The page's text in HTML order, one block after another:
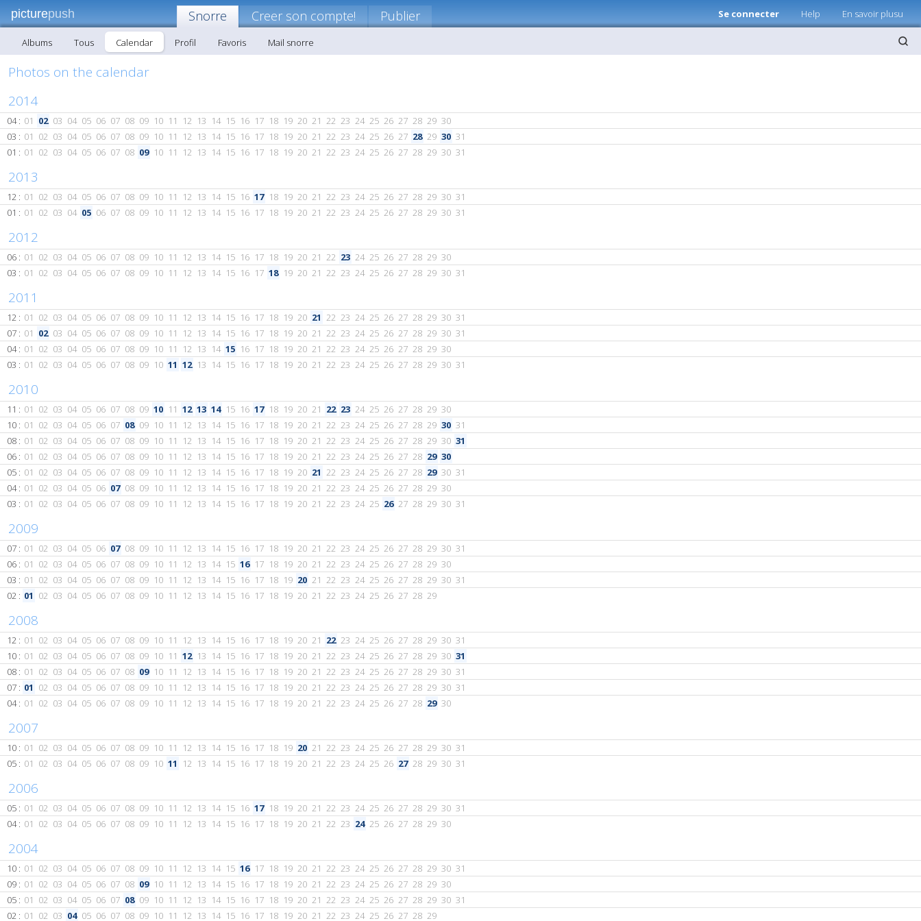
picturepush Se connecter Help En savoir plusu
Snorre Creer son compte! Publier
Albums Tous Calendar Profil Favoris Mail snorre
Photos on the calendar
2014
04 : 01 02 03 04 05 06 07 08 09 10 11 12 13 14 15 16 17 18 19 20 21 22 23 24 25 26 27 28 29 30
03 : 01 02 03 04 05 06 07 08 09 10 11 12 13 14 15 16 17 18 19 20 21 22 23 24 25 26 27 28 29 30 31
01 : 01 02 03 04 05 06 07 08 09 10 11 12 13 14 15 16 17 18 19 20 21 22 23 24 25 26 27 28 29 30 31
2013
12 : 01 02 03 04 05 06 07 08 09 10 11 12 13 14 15 16 17 18 19 20 21 22 23 24 25 26 27 28 29 30 31
01 : 01 02 03 04 05 06 07 08 09 10 11 12 13 14 15 16 17 18 19 20 21 22 23 24 25 26 27 28 29 30 31
2012
06 : 01 02 03 04 05 06 07 08 09 10 11 12 13 14 15 16 17 18 19 20 21 22 23 24 25 26 27 28 29 30
03 : 01 02 03 04 05 06 07 08 09 10 11 12 13 14 15 16 17 18 19 20 21 22 23 24 25 26 27 28 29 30 31
2011
12 : 01 02 03 04 05 06 07 08 09 10 11 12 13 14 15 16 17 18 19 20 21 22 23 24 25 26 27 28 29 30 31
07 : 01 02 03 04 05 06 07 08 09 10 11 12 13 14 15 16 17 18 19 20 21 22 23 24 25 26 27 28 29 30 31
04 : 01 02 03 04 05 06 07 08 09 10 11 12 13 14 15 16 17 18 19 20 21 22 23 24 25 26 27 28 29 30
03 : 01 02 03 04 05 06 07 08 09 10 11 12 13 14 15 16 17 18 19 20 21 22 23 24 25 26 27 28 29 30 31
2010
11 : 01 02 03 04 05 06 07 08 09 10 11 12 13 14 15 16 17 18 19 20 21 22 23 24 25 26 27 28 29 30
10 : 01 02 03 04 05 06 07 08 09 10 11 12 13 14 15 16 17 18 19 20 21 22 23 24 25 26 27 28 29 30 31
08 : 01 02 03 04 05 06 07 08 09 10 11 12 13 14 15 16 17 18 19 20 21 22 23 24 25 26 27 28 29 30 31
06 : 01 02 03 04 05 06 07 08 09 10 11 12 13 14 15 16 17 18 19 20 21 22 23 24 25 26 27 28 29 30
05 : 01 02 03 04 05 06 07 08 09 10 11 12 13 14 15 16 17 18 19 20 21 22 23 24 25 26 27 28 29 30 31
04 : 01 02 03 04 05 06 07 08 09 10 11 12 13 14 15 16 17 18 19 20 21 22 23 24 25 26 27 28 29 30
03 : 01 02 03 04 05 06 07 08 09 10 11 12 13 14 15 16 17 18 19 20 21 22 23 24 25 26 27 28 29 30 31
2009
07 : 01 02 03 04 05 06 07 08 09 10 11 12 13 14 15 16 17 18 19 20 21 22 23 24 25 26 27 28 29 30 31
06 : 01 02 03 04 05 06 07 08 09 10 11 12 13 14 15 16 17 18 19 20 21 22 23 24 25 26 27 28 29 30
03 : 01 02 03 04 05 06 07 08 09 10 11 12 13 14 15 16 17 18 19 20 21 22 23 24 25 26 27 28 29 30 31
02 : 01 02 03 04 05 06 07 08 09 10 11 12 13 14 15 16 17 18 19 20 21 22 23 24 25 26 27 28 29
2008
12 : 01 02 03 04 05 06 07 08 09 10 11 12 13 14 15 16 17 18 19 20 21 22 23 24 25 26 27 28 29 30 31
10 : 01 02 03 04 05 06 07 08 09 10 11 12 13 14 15 16 17 18 19 20 21 22 23 24 25 26 27 28 29 30 31
08 : 01 02 03 04 05 06 07 08 09 10 11 12 13 14 15 16 17 18 19 20 21 22 23 24 25 26 27 28 29 30 31
07 : 01 02 03 04 05 06 07 08 09 10 11 12 13 14 15 16 17 18 19 20 21 22 23 24 25 26 27 28 29 30 31
04 : 01 02 03 04 05 06 07 08 09 10 11 12 13 14 15 16 17 18 19 20 21 22 23 24 25 26 27 28 29 30
2007
10 : 01 02 03 04 05 06 07 08 09 10 11 12 13 14 15 16 17 18 19 20 21 22 23 24 25 26 27 28 29 30 31
05 : 01 02 03 04 05 06 07 08 09 10 11 12 13 14 15 16 17 18 19 20 21 22 23 24 25 26 27 28 29 30 31
2006
05 : 01 02 03 04 05 06 07 08 09 10 11 12 13 14 15 16 17 18 19 20 21 22 23 24 25 26 27 28 29 30 31
04 : 01 02 03 04 05 06 07 08 09 10 11 12 13 14 15 16 17 18 19 20 21 22 23 24 25 26 27 28 29 30
2004
10 : 01 02 03 04 05 06 07 08 09 10 11 12 13 14 15 16 17 18 19 20 21 22 23 24 25 26 27 28 29 30 31
09 : 01 02 03 04 05 06 07 08 09 10 11 12 13 14 15 16 17 18 19 20 21 22 23 24 25 26 27 28 29 30
05 : 01 02 03 04 05 06 07 08 09 10 11 12 13 14 15 16 17 18 19 20 21 22 23 24 25 26 27 28 29 30 31
02 : 01 02 03 04 05 06 07 08 09 10 11 12 13 14 15 16 17 18 19 20 21 22 23 24 25 26 27 28 29